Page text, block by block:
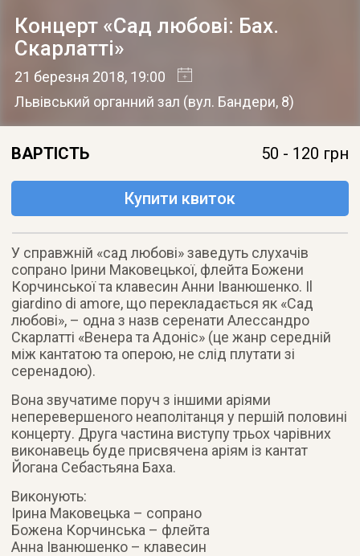
Концерт «Сад любові: Бах.
Скарлатті»
21 березня 2018, 19:00
Львівський органний зал (вул. Бандери, 8)
ВАРТІСТЬ 50 - 120 грн
Купити квиток
У справжній «сад любові» заведуть слухачів
сопрано Ірини Маковецької, флейта Божени
Корчинської та клавесин Анни Іванюшенко. Il
giardino di amore, що перекладається як «Сад
любові», – одна з назв серенати Алессандро
Скарлатті «Венера та Адоніс» (це жанр середній
між кантатою та оперою, не слід плутати зі
серенадою).
Вона звучатиме поруч з іншими аріями
неперевершеного неаполітанця у першій половині
концерту. Друга частина виступу трьох чарівних
виконавець буде присвячена аріям із кантат
Йогана Себастьяна Баха.
Виконують:
Ірина Маковецька – сопрано
Божена Корчинська – флейта
Анна Іванюшенко – клавесин